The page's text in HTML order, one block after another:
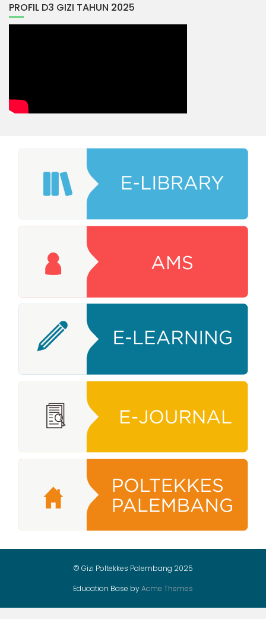
PROFIL D3 GIZI TAHUN 2025
© Gizi Poltekkes Palembang 2025
Education Base byAcme Themes